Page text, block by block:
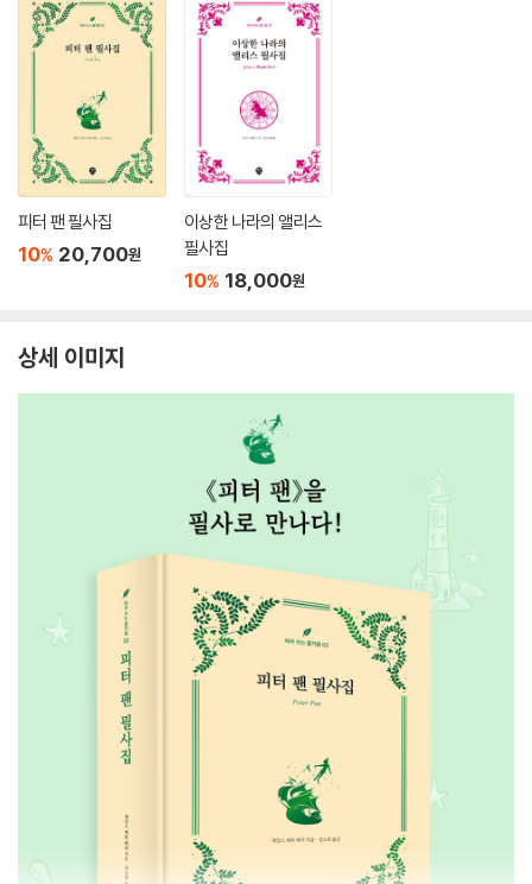
피터 팬 필사집
10% 20,700원
이상한 나라의 앨리스
필사집
10% 18,000원
상세 이미지